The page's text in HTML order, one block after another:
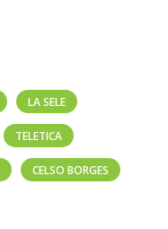
LA SELE
TELETICA
CELSO BORGES